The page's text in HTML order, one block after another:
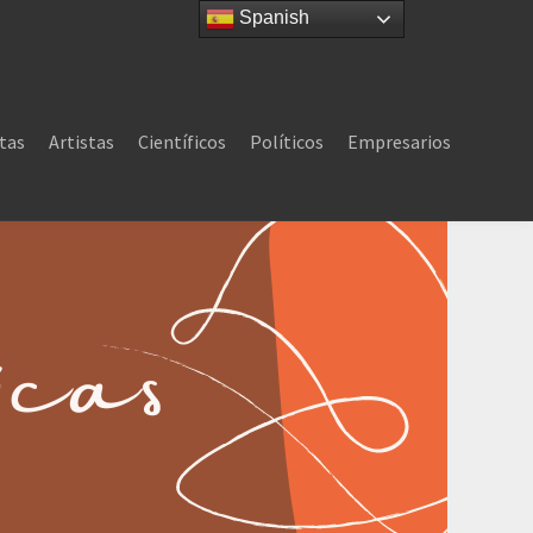
Artistas Científicos Políticos Empresarios
Spanish